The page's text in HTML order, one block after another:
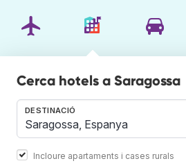
Cerca hotels a Saragossa
DESTINACIÓ
Incloure apartaments i cases rurals